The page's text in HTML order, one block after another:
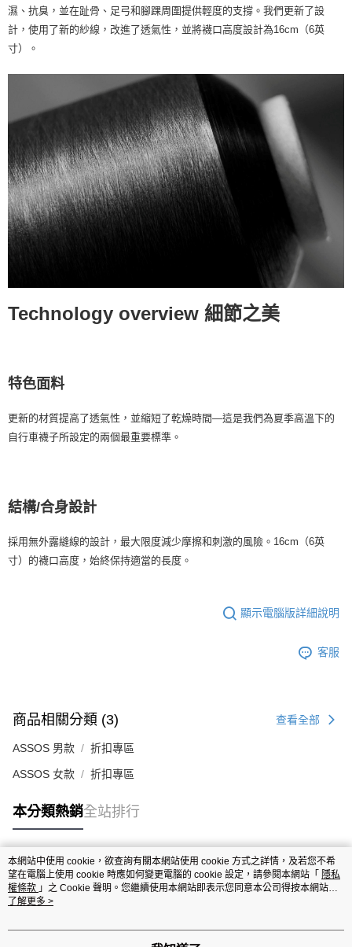
每筆NT$80
離島宅配
每筆NT$100
濕、抗臭，並在趾骨、足弓和腳踝周圍提供輕度的支撐。我們更新了設
計，使用了新的紗線，改進了透氣性，並將襪口高度設計為16cm（6英
寸）。
Technology overview 細節之美
特色面料
更新的材質提高了透氣性，並縮短了乾燥時間—這是我們為夏季高溫下的
自行車襪子所設定的兩個最重要標準。
結構/合身設計
採用無外露縫線的設計，最大限度減少摩擦和刺激的風險。16cm（6英
寸）的襪口高度，始終保持適當的長度。
顯示電腦版詳細說明
客服
商品相關分類 (3) 查看全部
ASSOS 男款 折扣專區
ASSOS 女款 折扣專區
本分類熱銷全站排行
熱門標籤
本網站中使用 cookie，欲查詢有關本網站使用 cookie 方式之詳情，及若您不希
望在電腦上使用 cookie 時應如何變更電腦的 cookie 設定，請參閱本網站「 隱私
權條款 」之 Cookie 聲明。您繼續使用本網站即表示您同意本公司得按本網站使
用條款之 Cookie 聲明使用 cookie。
了解更多 >